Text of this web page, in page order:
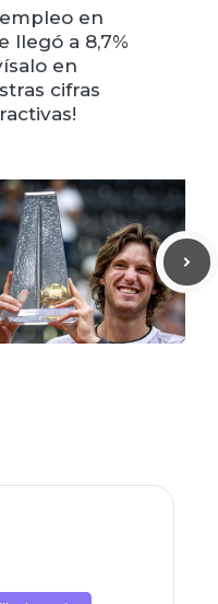
en
llegó a 8,7%
en
cifras